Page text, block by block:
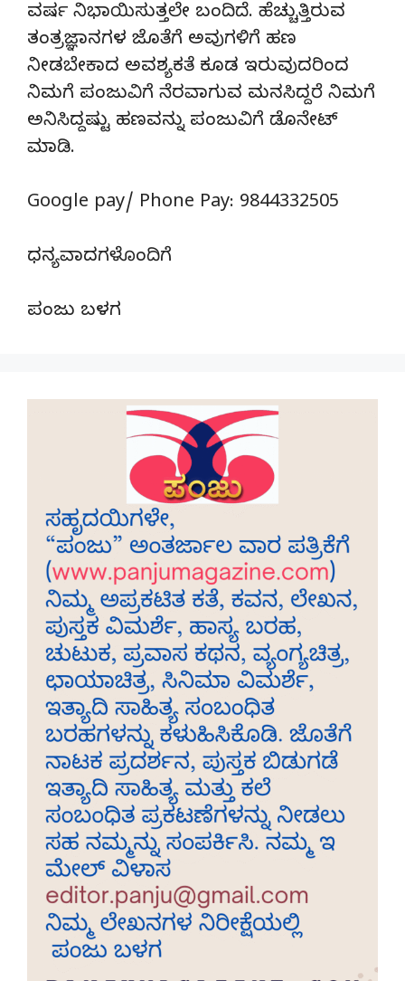
ವರ್ಷ ನಿಭಾಯಿಸುತ್ತಲೇ ಬಂದಿದೆ. ಹೆಚ್ಚುತ್ತಿರುವ
ತಂತ್ರಜ್ಞಾನಗಳ ಜೊತೆಗೆ ಅವುಗಳಿಗೆ ಹಣ
ನೀಡಬೇಕಾದ ಅವಶ್ಯಕತೆ ಕೂಡ ಇರುವುದರಿಂದ
ನಿಮಗೆ ಪಂಜುವಿಗೆ ನೆರವಾಗುವ ಮನಸಿದ್ದರೆ ನಿಮಗೆ
ಅನಿಸಿದ್ದಷ್ಟು ಹಣವನ್ನು ಪಂಜುವಿಗೆ ಡೊನೇಟ್‌
ಮಾಡಿ.
Google pay/ Phone Pay: 9844332505
ಧನ್ಯವಾದಗಳೊಂದಿಗೆ
ಪಂಜು ಬಳಗ